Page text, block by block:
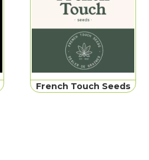
French Touch Seeds